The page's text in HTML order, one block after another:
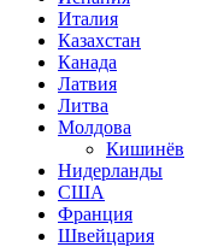
Италия
Казахстан
Канада
Латвия
Литва
Молдова
Кишинёв
Нидерланды
США
Франция
Швейцария